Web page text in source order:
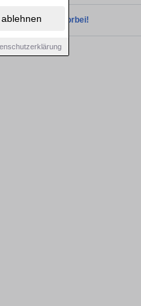
bald wieder vorbei!